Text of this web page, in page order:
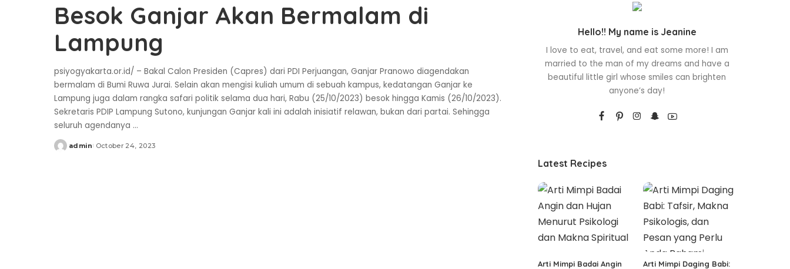
Besok Ganjar Akan Bermalam di
Lampung
psiyogyakarta.or.id/ – Bakal Calon Presiden (Capres) dari PDI Perjuangan, Ganjar Pranowo diagendakan
bermalam di Bumi Ruwa Jurai. Selain akan mengisi kuliah umum di sebuah kampus, kedatangan Ganjar ke
Lampung juga dalam rangka safari politik selama dua hari, Rabu (25/10/2023) besok hingga Kamis (26/10/2023).
Sekretaris PDIP Lampung Sutono, kunjungan Ganjar kali ini adalah inisiatif relawan, bukan dari partai. Sehingga
seluruh agendanya ...
Posted
admin October 24, 2023
Hello!! My name is Jeanine
I love to eat, travel, and eat some more! I am
married to the man of my dreams and have a
beautiful little girl whose smiles can brighten
anyone’s day!
Latest Recipes
Arti Mimpi Badai Angin
Arti Mimpi Daging Babi: